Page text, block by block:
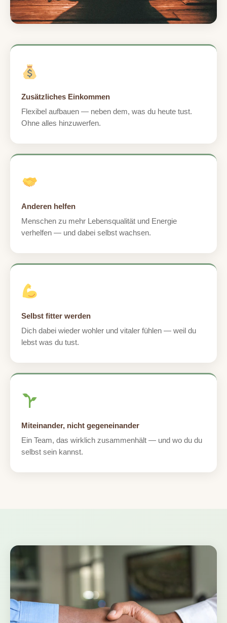
Zusätzliches Einkommen
Flexibel aufbauen — neben dem, was du heute tust.
Ohne alles hinzuwerfen.
Anderen helfen
Menschen zu mehr Lebensqualität und Energie
verhelfen — und dabei selbst wachsen.
Selbst fitter werden
Dich dabei wieder wohler und vitaler fühlen — weil du
lebst was du tust.
Miteinander, nicht gegeneinander
Ein Team, das wirklich zusammenhält — und wo du du
selbst sein kannst.